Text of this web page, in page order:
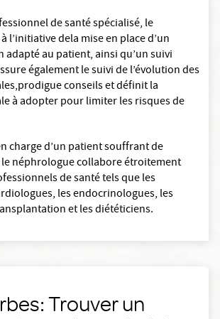
de santé spécialisé, le
l’initiative dela mise en place d’un
adapté au patient, ainsi qu’un suivi
également le suivi de l’évolution des
conseils et définit la
à adopter pour limiter les risques de
charge d’un patient souffrant de
néphrologue collabore étroitement
de santé tels que les
les endocrinologues, les
et les diététiciens.
Trouver un